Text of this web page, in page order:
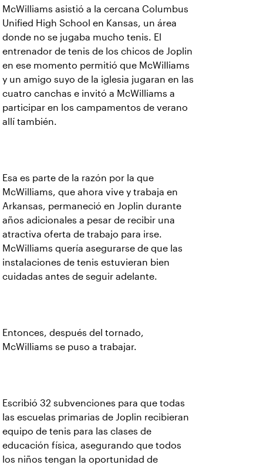
McWilliams asistió a la cercana Columbus
Unified High School en Kansas, un área
donde no se jugaba mucho tenis. El
entrenador de tenis de los chicos de Joplin
en ese momento permitió que McWilliams
y un amigo suyo de la iglesia jugaran en las
cuatro canchas e invitó a McWilliams a
participar en los campamentos de verano
allí también.
Esa es parte de la razón por la que
McWilliams, que ahora vive y trabaja en
Arkansas, permaneció en Joplin durante
años adicionales a pesar de recibir una
atractiva oferta de trabajo para irse.
McWilliams quería asegurarse de que las
instalaciones de tenis estuvieran bien
cuidadas antes de seguir adelante.
Entonces, después del tornado,
McWilliams se puso a trabajar.
Escribió 32 subvenciones para que todas
las escuelas primarias de Joplin recibieran
equipo de tenis para las clases de
educación física, asegurando que todos
los niños tengan la oportunidad de